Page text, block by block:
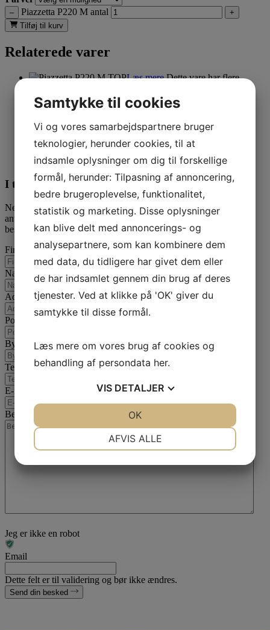
– Piazzetta P220 M antal
+
Tilføj til kurv
Relaterede varer
Læs mereDette vare har flere
Piazzetta Premium Plus line-serien
Piazzetta P220 M TOP
42.995,00DKK
I tvivl? Kontakt os i dag
Nedenfor kan du kontakte os. Den følgende kontaktformular kan
anvendes til alle spørgsmål som du ikke har fået svar på her. Vi
bestræber os på at besvare alle henvendelser indenfor 24 timer.
Firmanavn
Navn
Adresse
Postnummer
By
Telefon
E-mail
Besked
Jeg er ikke en robot
Email
Dette felt er til validering og bør ikke ændres.
Send din besked
Samtykke til cookies
Vi og vores samarbejdspartnere bruger
teknologier, herunder cookies, til at
indsamle oplysninger om dig til forskellige
formål, herunder: Tilpasning af annoncering,
bedre brugeroplevelse, funktionalitet,
statistik og marketing. Disse oplysninger
kan blive delt med annoncerings- og
analysepartnere, som kan kombinere dem
med data, du tidligere har givet dem eller
de har indsamlet gennem din brug af deres
tjenester. Ved at klikke på 'OK' giver du
samtykke til disse formål.
Læs mere om vores brug af cookies og
behandling af persondata her.
VIS DETALJER
AFVIS ALLE
OK